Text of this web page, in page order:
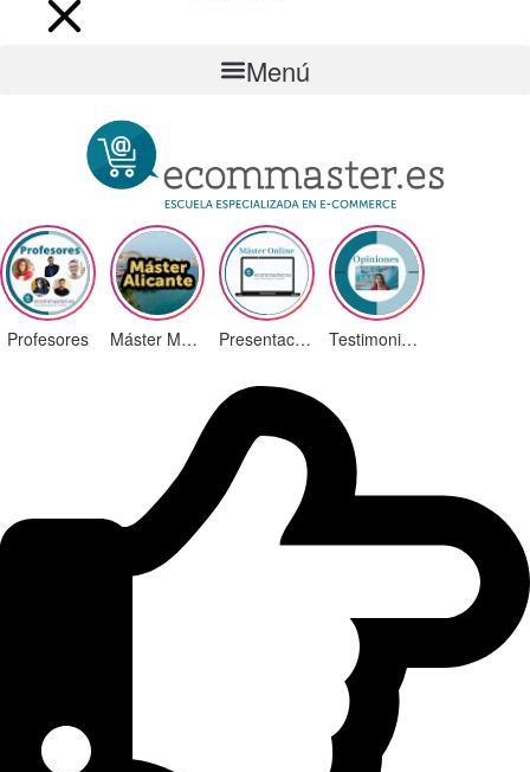
Menú
Profesores Máster Marketing Digital en Alicante Presentación ¡Nuevas Ediciones! Testimonios Alumnos